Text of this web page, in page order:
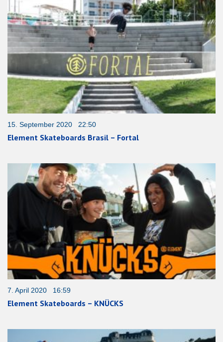
15. September 2020 22:50
Element Skateboards Brasil – Fortal
7. April 2020 16:59
Element Skateboards – KNÜCKS